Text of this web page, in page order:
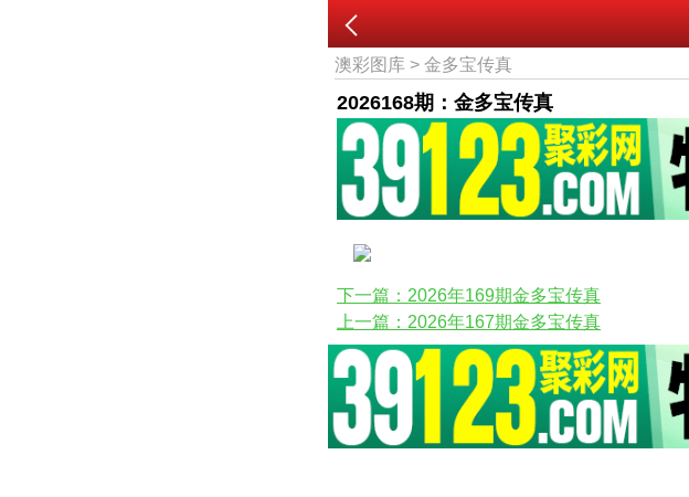
澳彩图库 > 金多宝传真
2026168期：金多宝传真
上一篇：2026年167期金多宝传真